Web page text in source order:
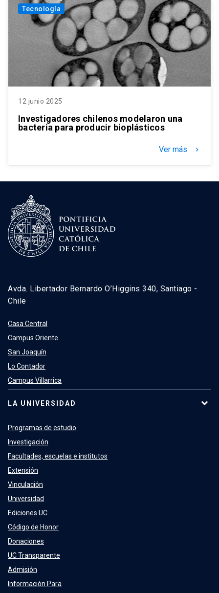
Tecnología
12 junio 2025
Investigadores chilenos modelaron una
bacteria para producir bioplásticos
Ver más keyboard_arrow_right
Avda. Libertador Bernardo O’Higgins 340, Santiago -
Chile
Casa Central
Campus Oriente
San Joaquín
Lo Contador
Campus Villarrica
LA UNIVERSIDAD
Programas de estudio
Investigación
Facultades, escuelas e institutos
Extensión
Vinculación
Universidad
Ediciones UC
Código de Honor
Donaciones
UC Transparente
Admisión
Información Para